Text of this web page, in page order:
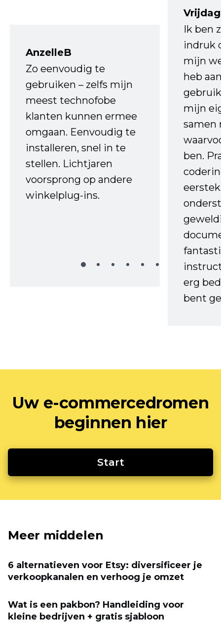
AnzelleB
Zo eenvoudig te
gebruiken – zelfs mijn
meest technofobe
klanten kunnen ermee
omgaan. Eenvoudig te
installeren, snel in te
stellen. Lichtjaren
voorsprong op andere
winkelplug-ins.
Ik ben
indruk
mijn
heb
mijn
samen
ben.
erg
bent
Uw e-commercedromen
beginnen hier
Start
Meer middelen
6 alternatieven voor Etsy: diversificeer je
verkoopkanalen en verhoog je omzet
Wat is een pakbon? Handleiding voor
kleine bedrijven + gratis sjabloon